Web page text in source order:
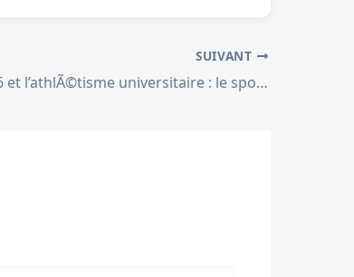
SUIVANT
Roland-Garros 2026 et l’athlÃ©tisme universitaire : le sport franÃ§ais en fÃªte en mai